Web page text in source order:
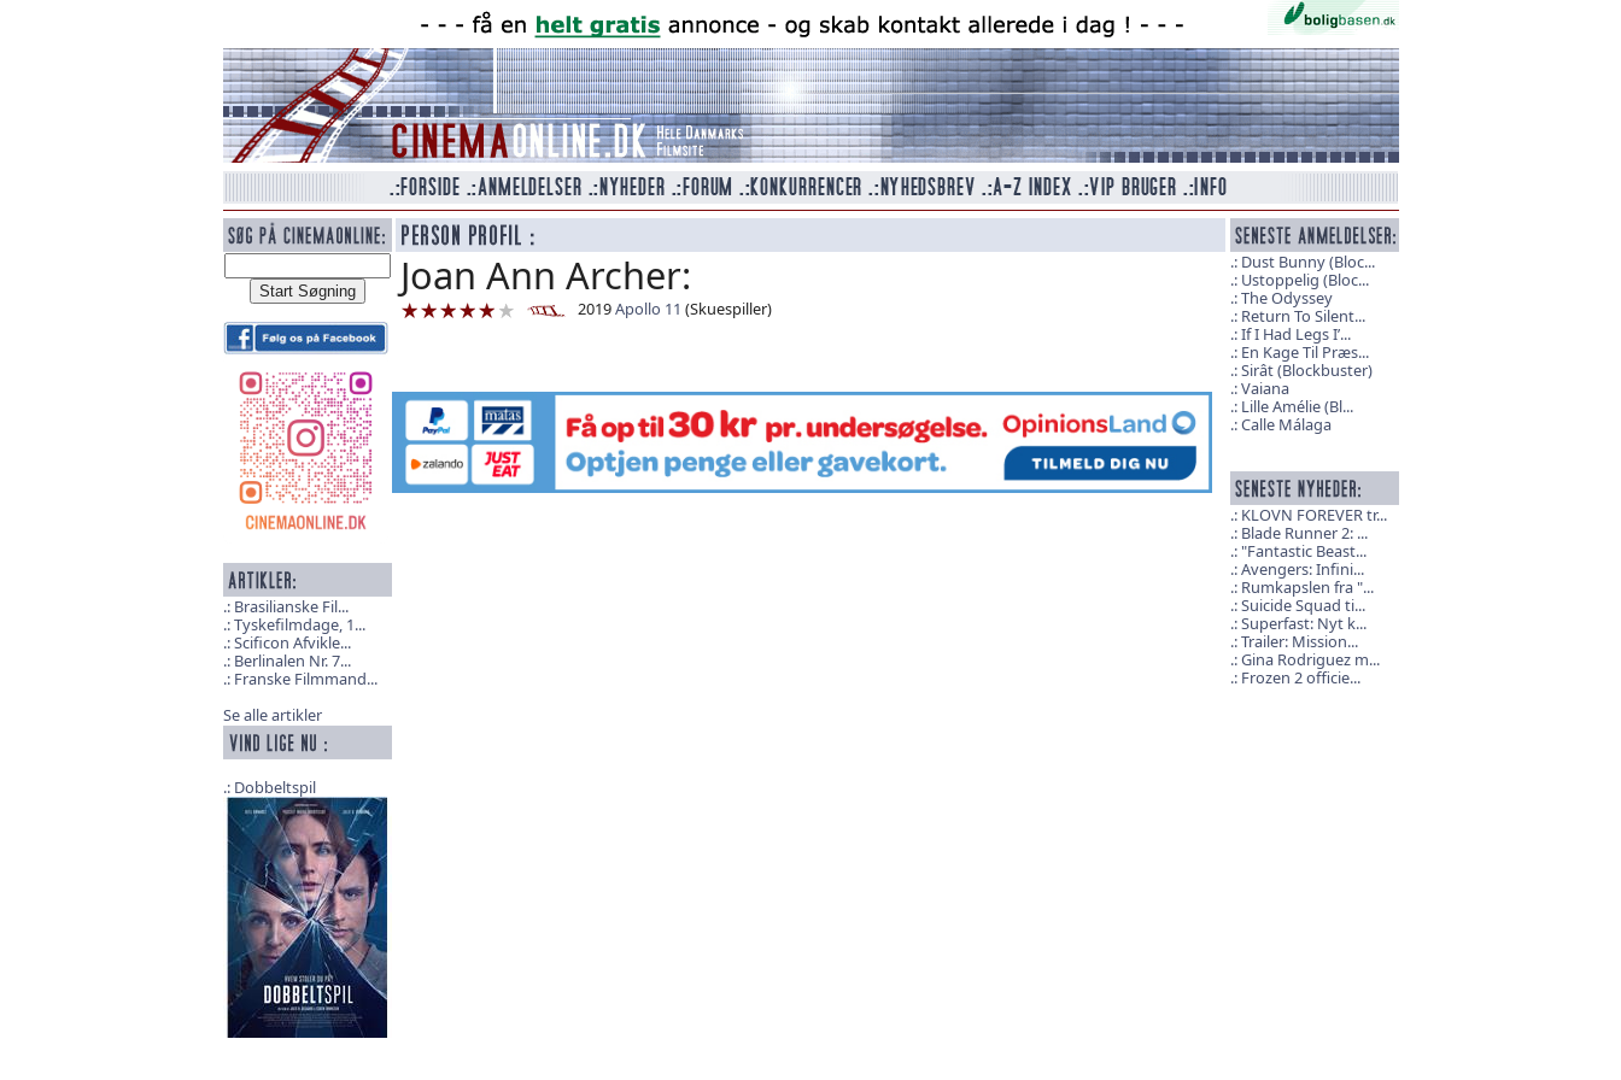
Brasilianske Fil...
Tyskefilmdage, 1...
Scificon Afvikle...
Berlinalen Nr. 7...
Franske Filmmand...
Se alle artikler
Dobbeltspil
Joan Ann Archer:
2019Apollo 11 (Skuespiller)
Dust Bunny (Bloc...
Ustoppelig (Bloc...
The Odyssey
Return To Silent...
If I Had Legs I’...
En Kage Til Præs...
Sirât (Blockbuster)
Vaiana
Lille Amélie (Bl...
Calle Málaga
KLOVN FOREVER tr...
Blade Runner 2: ...
"Fantastic Beast...
Avengers: Infini...
Rumkapslen fra "...
Suicide Squad ti...
Superfast: Nyt k...
Trailer: Mission...
Gina Rodriguez m...
Frozen 2 officie...